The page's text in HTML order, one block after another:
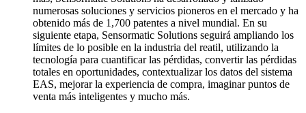
numerosas soluciones y servicios pioneros en el mercado y ha
obtenido más de 1,700 patentes a nivel mundial. En su
siguiente etapa, Sensormatic Solutions seguirá ampliando los
límites de lo posible en la industria del reatil, utilizando la
tecnología para cuantificar las pérdidas, convertir las pérdidas
totales en oportunidades, contextualizar los datos del sistema
EAS, mejorar la experiencia de compra, imaginar puntos de
venta más inteligentes y mucho más.